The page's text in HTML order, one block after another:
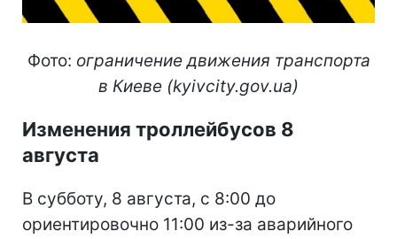
Фото: ограничение движения транспорта
в Киеве (kyivcity.gov.ua)
Изменения троллейбусов 8
августа
В субботу, 8 августа, с 8:00 до
ориентировочно 11:00 из-за аварийного